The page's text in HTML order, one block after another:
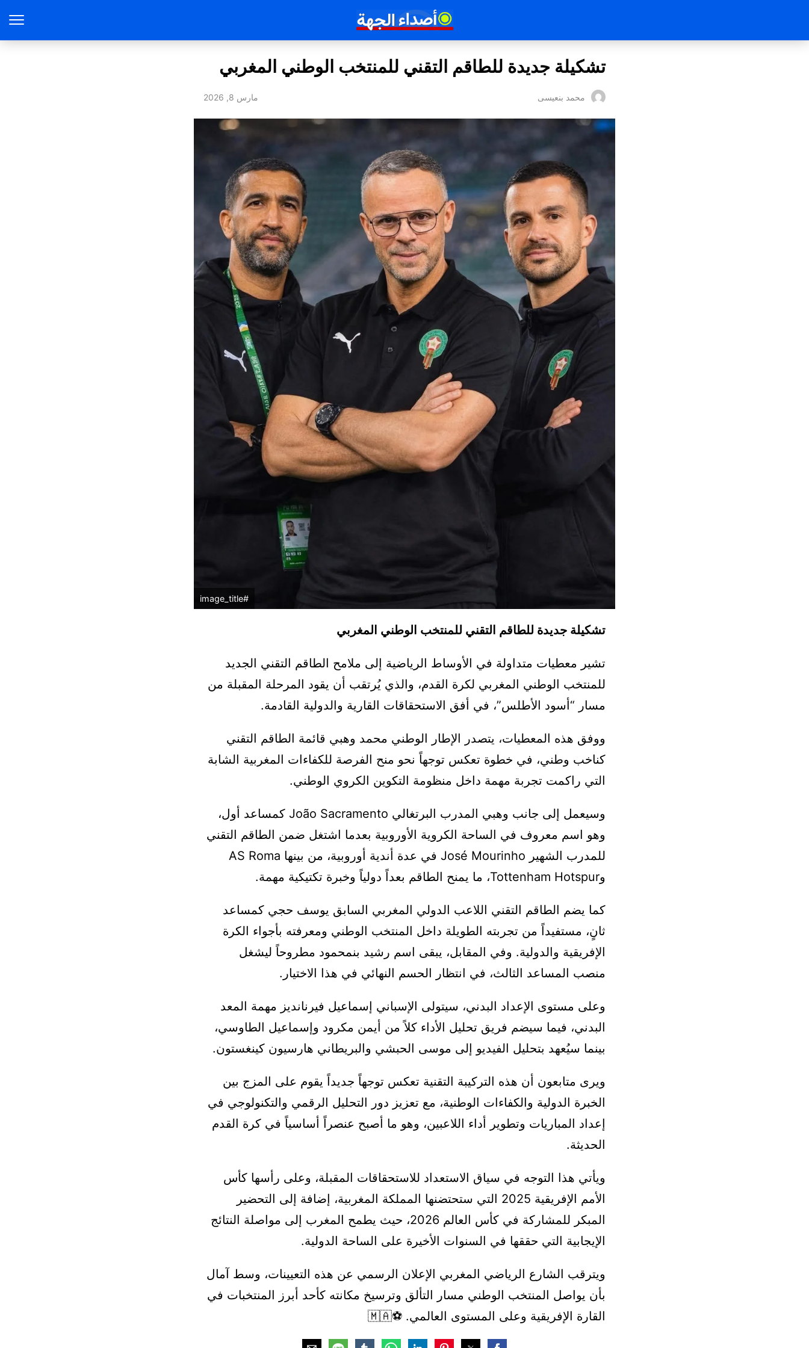
تشكيلة جديدة للطاقم التقني للمنتخب الوطني المغربي
محمد بنعيسى مارس 8, 2026
#image_title
تشكيلة جديدة للطاقم التقني للمنتخب الوطني المغربي
تشير معطيات متداولة في الأوساط الرياضية إلى ملامح الطاقم التقني الجديد
للمنتخب الوطني المغربي لكرة القدم، والذي يُرتقب أن يقود المرحلة المقبلة من
مسار “أسود الأطلس”، في أفق الاستحقاقات القارية والدولية القادمة.
ووفق هذه المعطيات، يتصدر الإطار الوطني محمد وهبي قائمة الطاقم التقني
كناخب وطني، في خطوة تعكس توجهاً نحو منح الفرصة للكفاءات المغربية الشابة
التي راكمت تجربة مهمة داخل منظومة التكوين الكروي الوطني.
وسيعمل إلى جانب وهبي المدرب البرتغالي João Sacramento كمساعد أول،
وهو اسم معروف في الساحة الكروية الأوروبية بعدما اشتغل ضمن الطاقم التقني
للمدرب الشهير José Mourinho في عدة أندية أوروبية، من بينها AS Roma
وTottenham Hotspur، ما يمنح الطاقم بعداً دولياً وخبرة تكتيكية مهمة.
كما يضم الطاقم التقني اللاعب الدولي المغربي السابق يوسف حجي كمساعد
ثانٍ، مستفيداً من تجربته الطويلة داخل المنتخب الوطني ومعرفته بأجواء الكرة
الإفريقية والدولية. وفي المقابل، يبقى اسم رشيد بنمحمود مطروحاً ليشغل
منصب المساعد الثالث، في انتظار الحسم النهائي في هذا الاختيار.
وعلى مستوى الإعداد البدني، سيتولى الإسباني إسماعيل فيرنانديز مهمة المعد
البدني، فيما سيضم فريق تحليل الأداء كلاً من أيمن مكرود وإسماعيل الطاوسي،
بينما سيُعهد بتحليل الفيديو إلى موسى الحبشي والبريطاني هارسيون كينغستون.
ويرى متابعون أن هذه التركيبة التقنية تعكس توجهاً جديداً يقوم على المزج بين
الخبرة الدولية والكفاءات الوطنية، مع تعزيز دور التحليل الرقمي والتكنولوجي في
إعداد المباريات وتطوير أداء اللاعبين، وهو ما أصبح عنصراً أساسياً في كرة القدم
الحديثة.
ويأتي هذا التوجه في سياق الاستعداد للاستحقاقات المقبلة، وعلى رأسها كأس
الأمم الإفريقية 2025 التي ستحتضنها المملكة المغربية، إضافة إلى التحضير
المبكر للمشاركة في كأس العالم 2026، حيث يطمح المغرب إلى مواصلة النتائج
الإيجابية التي حققها في السنوات الأخيرة على الساحة الدولية.
ويترقب الشارع الرياضي المغربي الإعلان الرسمي عن هذه التعيينات، وسط آمال
بأن يواصل المنتخب الوطني مسار التألق وترسيخ مكانته كأحد أبرز المنتخبات في
القارة الإفريقية وعلى المستوى العالمي. ⚽🇲🇦